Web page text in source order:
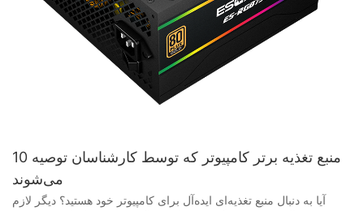
10 منبع تغذیه برتر کامپیوتر که توسط کارشناسان توصیه
می‌شوند
آیا به دنبال منبع تغذیه‌ای ایده‌آل برای کامپیوتر خود هستید؟ دیگر لازم نیست دنبال منبع تغذیه بگردید! در این مقاله، فهرستی از 10 منبع تغذیه برتر کامپیوتر که توسط متخصصان توصیه شده‌اند را گردآوری کرده‌ایم. چه مبتدی باشید و چه حرفه‌ای، پیدا کردن منبع تغذیه مناسب برای عملکرد بهینه و پایداری سیستم شما بسیار مهم است. برای آشنایی با انتخاب‌های برتر ما و دلیل توصیه شدید آنها توسط متخصصان صنعت، ادامه مطلب را بخوانید. - مقدمه‌ای بر منابع تغذیه کامپیوتر یک منبع تغذیه قابل اعتماد و کارآمد برای هر کامپیوتری ضروری است، زیرا برق لازم را برای عملکرد روان همه اجزا فراهم می‌کند. در این مقاله، شما را با دنیای منابع تغذیه کامپیوتر آشنا می‌کنیم و 10 منبع تغذیه برتر توصیه شده توسط متخصصان این حوزه را بررسی می‌کنیم. منبع تغذیه کامپیوتر اجزای حیاتی هستند که برق AC را از پریز برق به برق DC تبدیل می‌کنند که اجزای کامپیوتر شما می‌توانند از آن استفاده کنند. آنها در اندازه‌ها، وات‌ها و رتبه‌بندی‌های مختلف کارایی عرضه می‌شوند، بنابراین انتخاب منبع تغذیه مناسب برای سیستم شما، کلید تضمین عملکرد بهینه است. هنگام انتخاب منبع تغذیه برای رایانه شخصی خود، در نظر گرفتن عواملی مانند وات، راندمان، طراحی ماژولار در مقابل غیر ماژولار و کیفیت کلی ساخت مهم است. برای سیستم‌هایی با پردازنده‌های گرافیکی و پردازنده‌های سطح بالا، یک منبع تغذیه با وات بالاتر توصیه می‌شود، در حالی که یک واحد کارآمد به کاهش مصرف انرژی و تولید گرما کمک می‌کند. منبع تغذیه‌های ماژولار به شما این امکان را می‌دهند که فقط از کابل‌های مورد نیاز خود استفاده کنید و در نتیجه، سیستمی تمیزتر و منظم‌تر خواهید داشت. از طرف دیگر، واحدهای غیر ماژولار با تمام کابل‌های متصل عرضه می‌شوند که می‌تواند در مدیریت کابل کمی دردسرساز باشد. با این حال، آنها معمولاً از همتایان ماژولار خود مقرون به صرفه‌تر هستند. از نظر کیفیت ساخت، انتخاب منبع تغذیه از یک تولیدکننده معتبر بسیار مهم است. یک تأمین‌کننده منبع تغذیه قابل اعتماد، واحدهایی با قطعات باکیفیت و بادوام ارائه می‌دهد. تولیدکنندگان منبع تغذیه مانند Corsair، EVGA و Seasonic به خاطر منبع تغذیه‌های درجه یک خود که مورد اعتماد علاقه‌مندان و متخصصان هستند، شناخته شده‌اند. حالا، بیایید به سراغ 10 منبع تغذیه برتر کامپیوتر که توسط متخصصان توصیه شده‌اند، برویم: ۱. Corsair RM850x: این منبع تغذیه ماژولار ۸۵۰ واتی، راندمان و قابلیت اطمینان بسیار خوبی را ارائه می‌دهد و آن را به انتخابی عالی برای سیستم‌های با کارایی بالا تبدیل می‌کند. ۲. EVGA SuperNOVA 750 G5: با ۷۵۰ وات قدرت و رتبه‌بندی بهره‌وری ۸۰ پلاس گلد، این واحد برای گیمرها و علاقه‌مندان به بازی ایده‌آل است. ۳. Seasonic Focus GX-650: این منبع تغذیه ۶۵۰ واتی دارای طراحی کاملاً ماژولار و ۱۰ سال گارانتی است که آسودگی خاطر را برای استفاده طولانی مدت تضمین می‌کند. ۴. Thermaltake Toughpower Grand RGB 750W: این منبع تغذیه با نورپردازی RGB و گواهینامه 80 Plus Gold، هم زیبایی و هم عملکرد را ارائه می‌دهد. ۵. بی‌صدا باشید! Straight Power 11 550W: این منبع تغذیه ۵۵۰ واتی که به خاطر عملکرد بی‌صدا و کیفیت ساخت بالایش شناخته شده است، انتخابی عالی برای کسانی است که به دنبال یک منبع تغذیه قابل اعتماد و بی‌صدا هستند. ۶. کولر مستر MWE Gold 750: این منبع تغذیه ۷۵۰ واتی، عملکرد و راندمان قابل اعتمادی را با قیمتی مقرون به صرفه ارائه می‌دهد. ۷. ایسوس ROG Thor 850: این منبع تغذیه ۸۵۰ واتی که به‌طور خاص برای تجهیزات بازی طراحی شده است، دارای صفحه نمایش OLED و نورپردازی RGB قابل تنظیم Aura Sync است. ۸. Antec Earthwatts Gold Pro 650W: این دستگاه ۶۵۰ واتی با گواهینامه ۸۰ Plus Gold و ۷ سال گارانتی، ارزش و قابلیت اطمینان بالایی را ارائه می‌دهد. ۹. SilverStone Strider Platinum 750W: این منبع تغذیه ۷۵۰ واتی دارای رتبه بهره‌وری ۸۰ Plus Platinum و ابعاد جمع‌وجور است که برای سیستم‌های کوچک ایده‌آل است. ۱۰. XPG Core Reactor 650: این منبع تغذیه ۶۵۰ واتی با طراحی منحصر به فرد فیبر کربنی و راندمان ۸۰ پلاس گلد، هم زیبایی و هم عملکرد عالی را ارائه می‌دهد. در پایان، انتخاب منبع تغذیه مناسب برای کامپیوتر شخصی برای داشتن یک سیستم پایدار و قابل اعتماد ضروری است. با در نظر گرفتن عواملی مانند وات، راندمان، طراحی ماژولار و کیفیت ساخت، می‌توانید اطمینان حاصل کنید که کامپیوتر شما توسط یک واحد رده بالا که نیازهای شما را برآورده می‌کند، تغذیه می‌شود. برای بهترین عملکرد و قابلیت اطمینان، حتماً منبع تغذیه را از تولیدکنندگان معتبری مانند Corsair، EVGA و Seasonic انتخاب کنید. - عواملی که باید هنگام انتخاب منبع تغذیه در نظر بگیرید وقتی صحبت از ساخت یا ارتقاء یک کامپیوتر شخصی می‌شود، یکی از مهم‌ترین اجزایی که باید در نظر گرفته شود، منبع تغذیه است. یک منبع تغذیه قابل اعتماد برای اطمینان از تأمین برق پایدار و مداوم به تمام اجزای کامپیوتر شما ضروری است و در نهایت بر عملکرد کلی و طول عمر سیستم شما تأثیر می‌گذارد. با وجود گزینه‌های فراوان موجود در بازار، انتخاب منبع تغذیه مناسب برای نیازهای شما می‌تواند بسیار دشوار باشد. در این مقاله، عوامل کلیدی که باید هنگام انتخاب منبع تغذیه در نظر بگیرید را مورد بحث قرار می‌دهیم و 10 منبع تغذیه برتر کامپیوتر را که توسط متخصصان توصیه می‌شود، توصیه می‌کنیم. ۱. وات: اولین و مهمترین عاملی که هنگام انتخاب منبع تغذیه باید در نظر بگیرید، وات است. میزان وات یک منبع تغذیه نشان می‌دهد که چه مقدار توان می‌تواند به قطعات شما تحویل دهد. انتخاب منبع تغذیه‌ای با وات کافی بسیار مهم است تا اطمینان حاصل شود که تمام اجزای شما بدون اضافه بار منبع تغذیه، توان کافی دریافت می‌کنند. ۲. راندمان: راندمان منبع تغذیه یکی دیگر از عوامل مهم است که باید در نظر گرفته شود. یک منبع تغذیه با راندمان بالاتر، انرژی کمتری را هدر می‌دهد و گرمای کمتری تولید می‌کند، در نتیجه هزینه‌های برق کمتری خواهید داشت و طول عمر قطعات شما بیشتر می‌شود. برای راندمان بهینه، به دنبال منبع تغذیه‌هایی باشید که دارای رتبه ۸۰ پلاس برنز یا بالاتر باشند. ۳. ماژولار در مقابل غیر ماژولار: منابع تغذیه در طرح‌های ماژولار و غیر ماژولار عرضه می‌شوند. منابع تغذیه ماژولار به شما این امکان را می‌دهند که فقط کابل‌های مورد نیاز خود را متصل کنید، که باعث کاهش شلوغی کابل‌ها و بهبود جریان هوا در کیس کامپیوتر شما می‌شود. از سوی دیگر، منابع تغذیه غیر ماژولار با مجموعه‌ای ثابت از کابل‌ها ارائه می‌شوند. طرحی را انتخاب کنید که به بهترین وجه با نیازها و بودجه شما مطابقت داشته باشد. ۴. کیفیت و قابلیت اطمینان: برای اطمینان از کیفیت و قابلیت اطمینان، انتخاب منبع تغذیه از یک تولیدکننده معتبر ضروری است. یک منبع تغذیه با کیفیت بالا، کیفیت ساخت بهتری دارد، از قطعات قابل اعتمادی استفاده می‌کند و ویژگی‌های حفاظتی بهتری را برای محافظت از قطعات شما در برابر نوسانات و نوسانات برق ارائه می‌دهد. ۵. اندازه و فرم فاکتور: منابع تغذیه در اندازه‌ها و فرم فاکتورهای مختلفی برای تناسب با کیس‌های مختلف کامپیوتر عرضه می‌شوند. مطمئن شوید که منبع تغذیه‌ای را انتخاب می‌کنید که با کیس و مادربرد کامپیوتر شما سازگار باشد. ابعاد و فرم فاکتور منبع تغذیه را بررسی کنید تا از تناسب مناسب آن اطمینان حاصل کنید. ۶. کانکتورها و سازگاری: تعداد و نوع کانکتورهای ارائه شده توسط منبع تغذیه را در نظر بگیرید. مطمئن شوید که کانکتورهای لازم برای تغذیه تمام اجزای شما، از جمله مادربرد، CPU، GPU و دستگاه‌های ذخیره‌سازی را دارد. برای جلوگیری از هرگونه مشکل اتصال، سازگاری با اجزای خود را بررسی کنید. ۷. سطح نویز: سطح نویز یک منبع تغذیه می‌تواند به طور قابل توجهی بر سطح نویز کلی کامپیوتر شما تأثیر بگذارد. به دنبال منبع تغذیه‌هایی با فن‌های بی‌صدا و طراحی‌های خنک‌کننده کارآمد باشید تا سطح نویز را کاهش داده و در عین حال عملکرد خنک‌کننده بهینه را حفظ کنید. ۸. گارانتی و پشتیبانی: در نهایت، گارانتی و پشتیبانی ارائه شده توسط سازنده منبع تغذیه را در نظر بگیرید. مدت زمان گارانتی طولانی‌تر نشان دهنده اطمینان سازنده به کیفیت و قابلیت اطمینان محصول خود است. برای آرامش خاطر، منبع تغذیه‌ای با گارانتی مناسب و پشتیبانی قابل اعتماد مشتری انتخاب کنید. بر اساس عواملی که در بالا ذکر شد، فهرستی از 10 منبع تغذیه برتر کامپیوتر که توسط متخصصان توصیه شده‌اند را گردآوری کرده‌ایم: ۱. کورسیر RM750x ۲. EVGA SuperNOVA 750 G5 ۳. فوکوس فصلی GX-650 ۴. ترمالتیک Toughpower Grand RGB 850W ۵. کولر مستر MWE Gold 750 V2 ۶. ساکت باش! قدرت مستقیم ۱۱، ۸۵۰ وات7. NZXT C750 ۸. سیلورستون استرایدر پلاتینیوم ۱۰۰۰ وات ۹. آنتک ارث‌واتز گلد پرو ۷۵۰ وات ۱۰. ایسوس ROG Thor 850W این منابع تغذیه بر اساس وات بالا، راندمان، کیفیت، قابلیت اطمینان و سازگاری با طیف وسیعی از قطعات کامپیوتر انتخاب شده‌اند. هر یک از این منابع تغذیه را انتخاب کنید تا از یک منبع تغذیه پایدار و کارآمد برای کامپیوتر خود اطمینان حاصل کنید. به یاد داشته باشید که هنگام انتخاب منبع تغذیه برای برآوردن نیازها و الزامات خاص خود، عوامل ذکر شده در بالا را در نظر بگیرید. - ویژگی‌های برتر منابع تغذیه قابل اعتماد وقتی صحبت از ساخت یا ارتقاء کامپیوتر شخصی می‌شود، یکی از مهم‌ترین اجزایی که باید در نظر گرفته شود، واحد منبع تغذیه (PSU) است. یک منبع تغذیه قابل اعتماد برای تأمین انرژی سایر اجزای کامپیوتر شما و تضمین عملکرد و طول عمر بهینه ضروری است. در این مقاله، ویژگی‌های برتر منابع تغذیه قابل اعتماد را بررسی خواهیم کرد و 10 منبع تغذیه برتر کامپیوتر را که توسط متخصصان این حوزه پیشنهاد شده است، توصیه خواهیم کرد. ۱. وات و کارایی: یکی از اولین مواردی که هنگام انتخاب منبع تغذیه باید در نظر بگیرید، میزان وات آن است. وات یک منبع تغذیه تعیین می‌کند که چه مقدار توان می‌تواند به اجزای کامپیوتر شما تحویل دهد. انتخاب منبع تغذیه‌ای با وات کافی برای پشتیبانی از تمام اجزای شما بسیار مهم است. علاوه بر وات، باید میزان راندمان منبع تغذیه را نیز در نظر بگیرید. میزان راندمان بالاتر به این معنی است که منبع تغذیه انرژی کمتری هدر می‌دهد و کارآمدتر عمل می‌کند. ۲. طراحی ماژولار: منبع تغذیه‌های ماژولار به دلیل انعطاف‌پذیری و سهولت استفاده، به طور فزاینده‌ای در بین سازندگان کامپیوتر محبوب می‌شوند. یک منبع تغذیه ماژولار به شما این امکان را می‌دهد که فقط کابل‌های مورد نیاز خود را وصل کنید، که باعث کاهش شلوغی و بهبود جریان هوا در داخل کیس کامپیوتر شما می‌شود. این می‌تواند به بهبود زیبایی کلی سیستم شما کمک کند و مدیریت کابل‌ها را بسیار آسان‌تر کند. ۳. کیفیت ساخت و قابلیت اطمینان: یک منبع تغذیه قابل اعتماد باید طوری ساخته شود که دوام داشته باشد و بتواند نیازهای یک کامپیوتر با کارایی بالا را برآورده کند. به دنبال منبع تغذیه از تولیدکنندگان معتبری باشید که به خاطر قطعات با کیفیت بالا و عملکرد قابل اعتمادشان شناخته شده باشند. یک منبع تغذیه خوش ساخت می‌تواند به محافظت از قطعات کامپیوتر شما در برابر نوسانات برق و سایر مشکلات الکتریکی کمک کند و عملکرد روان و قابل اعتماد سیستم شما را تضمین کند. ۴. محافظت در برابر اضافه جریان و اضافه ولتاژ: منابع تغذیه با ویژگی‌های محافظت در برابر جریان و ولتاژ بیش از حد می‌توانند به محافظت از اجزای کامپیوتر شما در برابر آسیب در صورت افزایش ناگهانی برق یا سایر مشکلات الکتریکی کمک کنند. این ویژگی‌های محافظتی می‌توانند به جلوگیری از آسیب دیدن اجزای شما در اثر ولتاژ یا جریان بیش از حد کمک کنند و عمر کامپیوتر شما را طولانی‌تر کرده و قابلیت اطمینان آن را تضمین کنند. ۵. عملکرد بی